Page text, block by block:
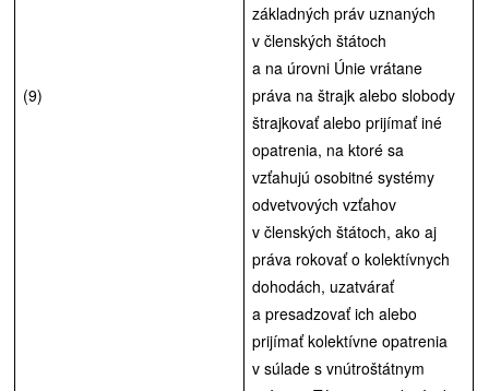
(9)
základných práv uznaných
v členských štátoch
a na úrovni Únie vrátane
práva na štrajk alebo slobody
štrajkovať alebo prijímať iné
opatrenia, na ktoré sa
vzťahujú osobitné systémy
odvetvových vzťahov
v členských štátoch, ako aj
práva rokovať o kolektívnych
dohodách, uzatvárať
a presadzovať ich alebo
prijímať kolektívne opatrenia
v súlade s vnútroštátnym